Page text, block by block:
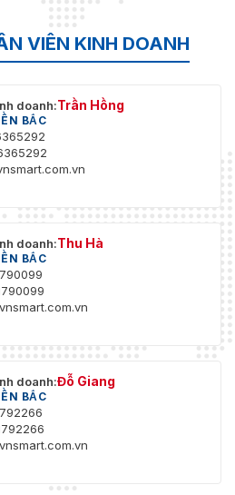
VIÊN KINH DOANH
doanh:Trần Hồng
BẮC
doanh:Thu Hà
BẮC
doanh:Đỗ Giang
BẮC